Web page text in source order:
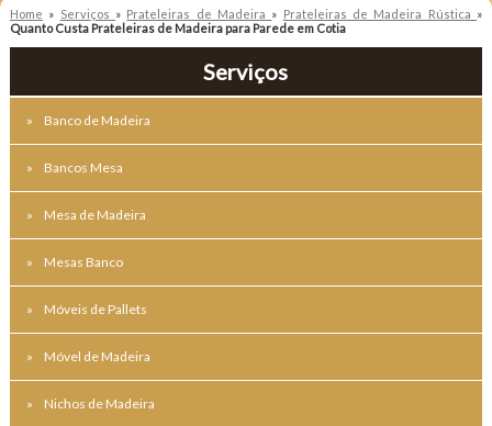
Home » Serviços » Prateleiras de Madeira » Prateleiras de Madeira Rústica »
Quanto Custa Prateleiras de Madeira para Parede em Cotia
Serviços
Banco de Madeira
Bancos Mesa
Mesa de Madeira
Mesas Banco
Móveis de Pallets
Móvel de Madeira
Nichos de Madeira